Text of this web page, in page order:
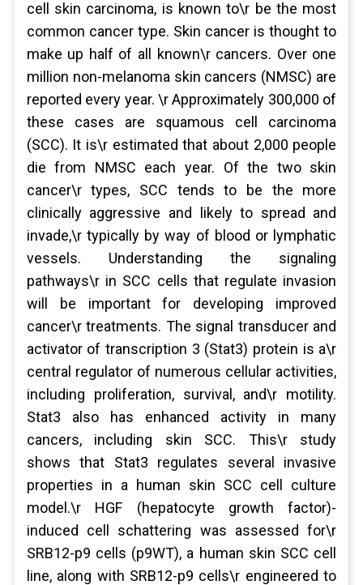
cell skin carcinoma, is known to\r be the most
common cancer type. Skin cancer is thought to
make up half of all known\r cancers. Over one
million non-melanoma skin cancers (NMSC) are
reported every year. \r Approximately 300,000 of
these cases are squamous cell carcinoma
(SCC). It is\r estimated that about 2,000 people
die from NMSC each year. Of the two skin
cancer\r types, SCC tends to be the more
clinically aggressive and likely to spread and
invade,\r typically by way of blood or lymphatic
vessels. Understanding the signaling
pathways\r in SCC cells that regulate invasion
will be important for developing improved
cancer\r treatments. The signal transducer and
activator of transcription 3 (Stat3) protein is a\r
central regulator of numerous cellular activities,
including proliferation, survival, and\r motility.
Stat3 also has enhanced activity in many
cancers, including skin SCC. This\r study
shows that Stat3 regulates several invasive
properties in a human skin SCC cell culture
model.\r HGF (hepatocyte growth factor)-
induced cell schattering was assessed for\r
SRB12-p9 cells (p9WT), a human skin SCC cell
line, along with SRB12-p9 cells\r engineered to